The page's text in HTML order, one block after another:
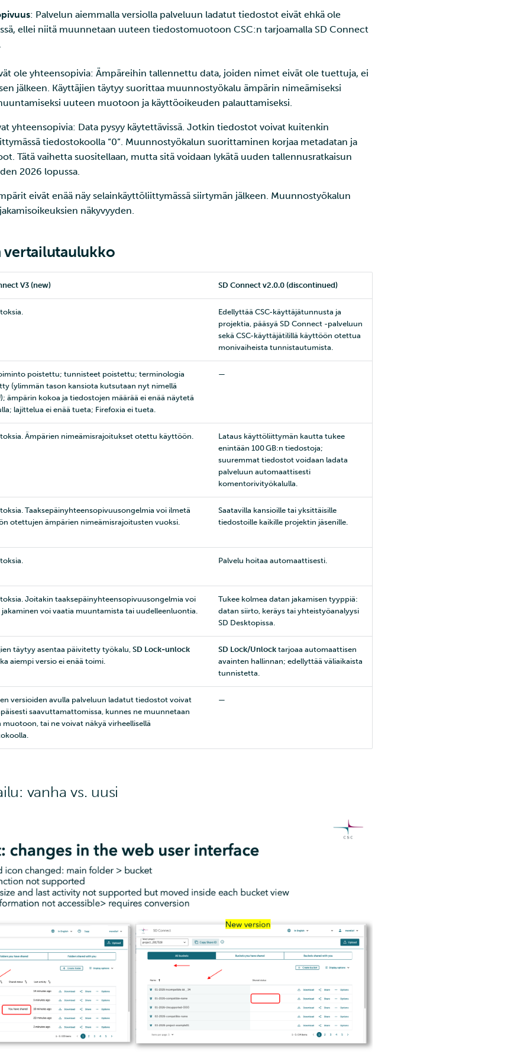
: Palvelun aiemmalla versiolla palveluun ladatut tiedostot eivät ehkä ole
ellei niitä muunnetaan uuteen tiedostomuotoon CSC:n tarjoamalla SD Connect
ole yhteensopivia: Ämpäreihin tallennettu data, joiden nimet eivät ole tuettuja, ei
jälkeen. Käyttäjien täytyy suorittaa muunnostyökalu ämpärin nimeämiseksi
uuteen muotoon ja käyttöoikeuden palauttamiseksi.
yhteensopivia: Data pysyy käytettävissä. Jotkin tiedostot voivat kuitenkin
tiedostokoolla “0”. Muunnostyökalun suorittaminen korjaa metadatan ja
Tätä vaihetta suositellaan, mutta sitä voidaan lykätä uuden tallennusratkaisun
2026 lopussa.
eivät enää näy selainkäyttöliittymässä siirtymän jälkeen. Muunnostyökalun
näkyvyyden.
vertailutaulukko
V3 (new) SD Connect v2.0.0 (discontinued)
Edellyttää CSC-käyttäjätunnusta ja
projektia, pääsyä SD Connect -palveluun
sekä CSC-käyttäjätilillä käyttöön otettua
monivaiheista tunnistautumista.
poistettu; tunnisteet poistettu; terminologia
(ylimmän tason kansiota kutsutaan nyt nimellä
); ämpärin kokoa ja tiedostojen määrää ei enää näytetä
lajittelua ei enää tueta; Firefoxia ei tueta.
—
Ämpärien nimeämisrajoitukset otettu käyttöön.
Lataus käyttöliittymän kautta tukee
enintään 100 GB:n tiedostoja;
suuremmat tiedostot voidaan ladata
palveluun automaattisesti
komentorivityökalulla.
Taaksepäinyhteensopivuusongelmia voi ilmetä
otettujen ämpärien nimeämisrajoitusten vuoksi.
Saatavilla kansioille tai yksittäisille
tiedostoille kaikille projektin jäsenille.
Palvelu hoitaa automaattisesti.
Joitakin taaksepäinyhteensopivuusongelmia voi
jakaminen voi vaatia muuntamista tai uudelleenluontia.
Tukee kolmea datan jakamisen tyyppiä:
datan siirto, keräys tai yhteistyöanalyysi
SD Desktopissa.
täytyy asentaa päivitetty työkalu, SD Lock‑unlock
aiempi versio ei enää toimi.
SD Lock/Unlock tarjoaa automaattisen
avainten hallinnan; edellyttää väliaikaista
tunnistetta.
versioiden avulla palveluun ladatut tiedostot voivat
saavuttamattomissa, kunnes ne muunnetaan
muotoon, tai ne voivat näkyä virheellisellä
—
vanha vs. uusi